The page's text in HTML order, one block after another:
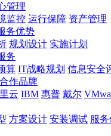
管理
监控 运行保障 资产管理
务优势
规划设计 实施计划
务
算 IT战略规划 信息安全
作品牌
云 IBM 惠普 戴尔
方案设计 安装调试 服